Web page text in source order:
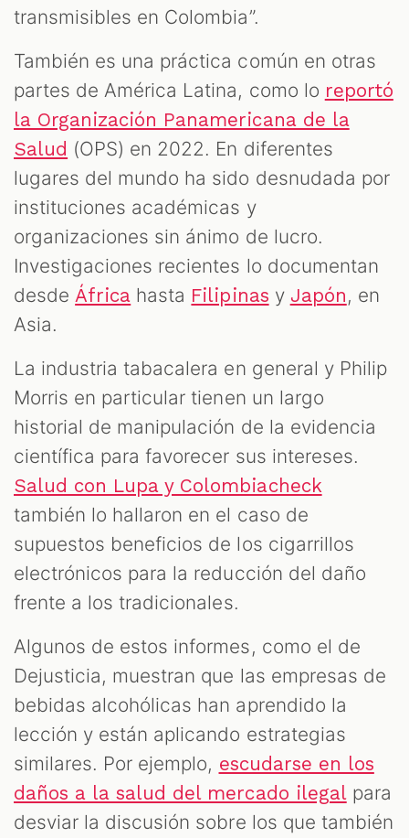
transmisibles en Colombia”.
También es una práctica común en otras
partes de América Latina, como lo reportó
la Organización Panamericana de la
Salud (OPS) en 2022. En diferentes
lugares del mundo ha sido desnudada por
instituciones académicas y
organizaciones sin ánimo de lucro.
Investigaciones recientes lo documentan
desde África hasta Filipinas y Japón, en
Asia.
La industria tabacalera en general y Philip
Morris en particular tienen un largo
historial de manipulación de la evidencia
científica para favorecer sus intereses.
Salud con Lupa y Colombiacheck
también lo hallaron en el caso de
supuestos beneficios de los cigarrillos
electrónicos para la reducción del daño
frente a los tradicionales.
Algunos de estos informes, como el de
Dejusticia, muestran que las empresas de
bebidas alcohólicas han aprendido la
lección y están aplicando estrategias
similares. Por ejemplo, escudarse en los
daños a la salud del mercado ilegalpara
desviar la discusión sobre los que también